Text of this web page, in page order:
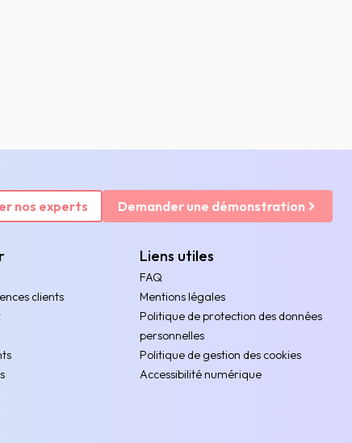
nos experts Demander une démonstration
clients
Liens utiles
FAQ
Mentions légales
Politique de protection des données
personnelles
Politique de gestion des cookies
Accessibilité numérique